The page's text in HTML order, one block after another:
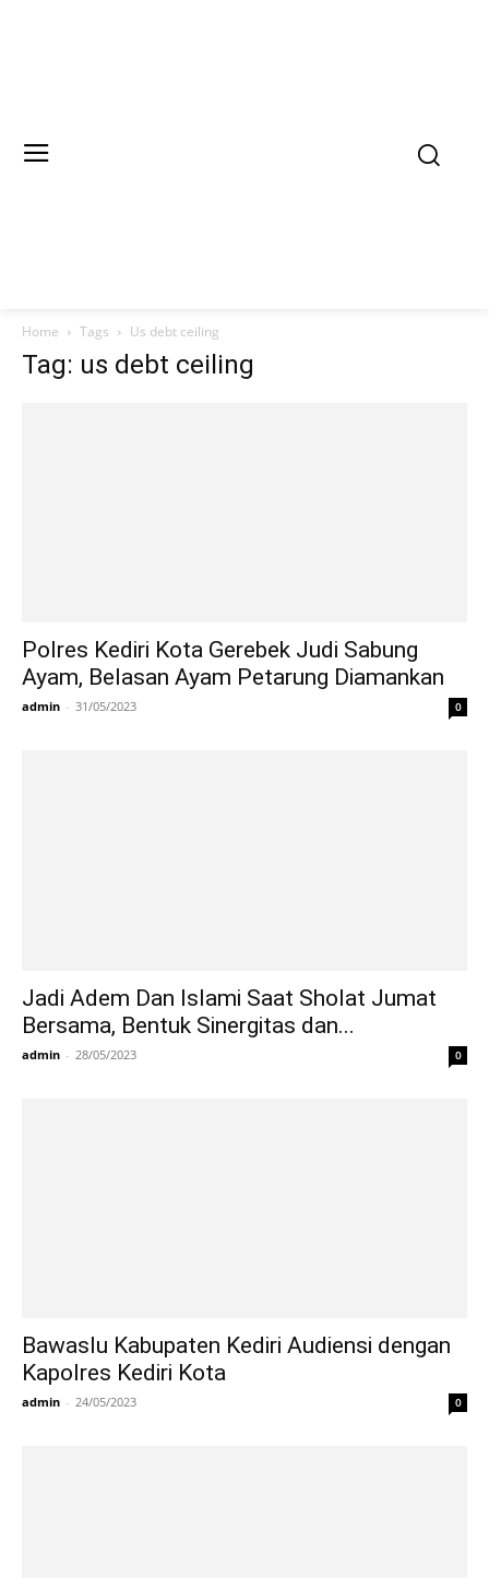
Home Tags Us debt ceiling
Tag: us debt ceiling
Polres Kediri Kota Gerebek Judi Sabung
Ayam, Belasan Ayam Petarung Diamankan
admin - 31/05/2023 0
Jadi Adem Dan Islami Saat Sholat Jumat
Bersama, Bentuk Sinergitas dan...
admin - 28/05/2023 0
Bawaslu Kabupaten Kediri Audiensi dengan
Kapolres Kediri Kota
admin - 24/05/2023 0